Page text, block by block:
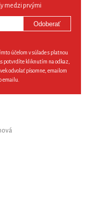
medzi prvými
Odoberať
účelom v súlade s platnou
potvrdíte kliknutím na odkaz,
odvolať písomne, emailom
emailu.